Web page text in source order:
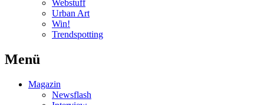
Webstuff
Urban Art
Win!
Trendspotting
Menü
Magazin
Newsflash